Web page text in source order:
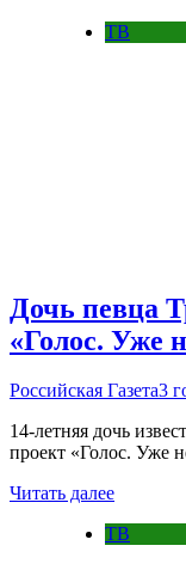
ТВ
Дочь певца
«Голос. Уже
Российская Газета3
14-летняя дочь
проект «Голос. Уже
Читать далее
ТВ